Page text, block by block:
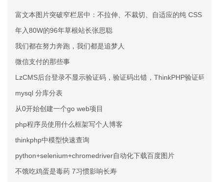
富文本图片突破窄栏居中：不拉伸、不裁切、自适应的纯 CSS 方案
年入80W的96年草根站长张思聪
我们都在努力奔跑，我们都是追梦人
微信支付的那些事
LzCMS后台登录不显示验证码，验证码出错，ThinkPHP验证码不
mysql 分库分表
从0开始创建一个go web项目
php程序员使用什么框架写个人博客
thinkphp中模型快速查询
python+selenium+chromedriver自动化下载百度图片
不饿吃鸡蛋是毒药 7习惯影响长寿